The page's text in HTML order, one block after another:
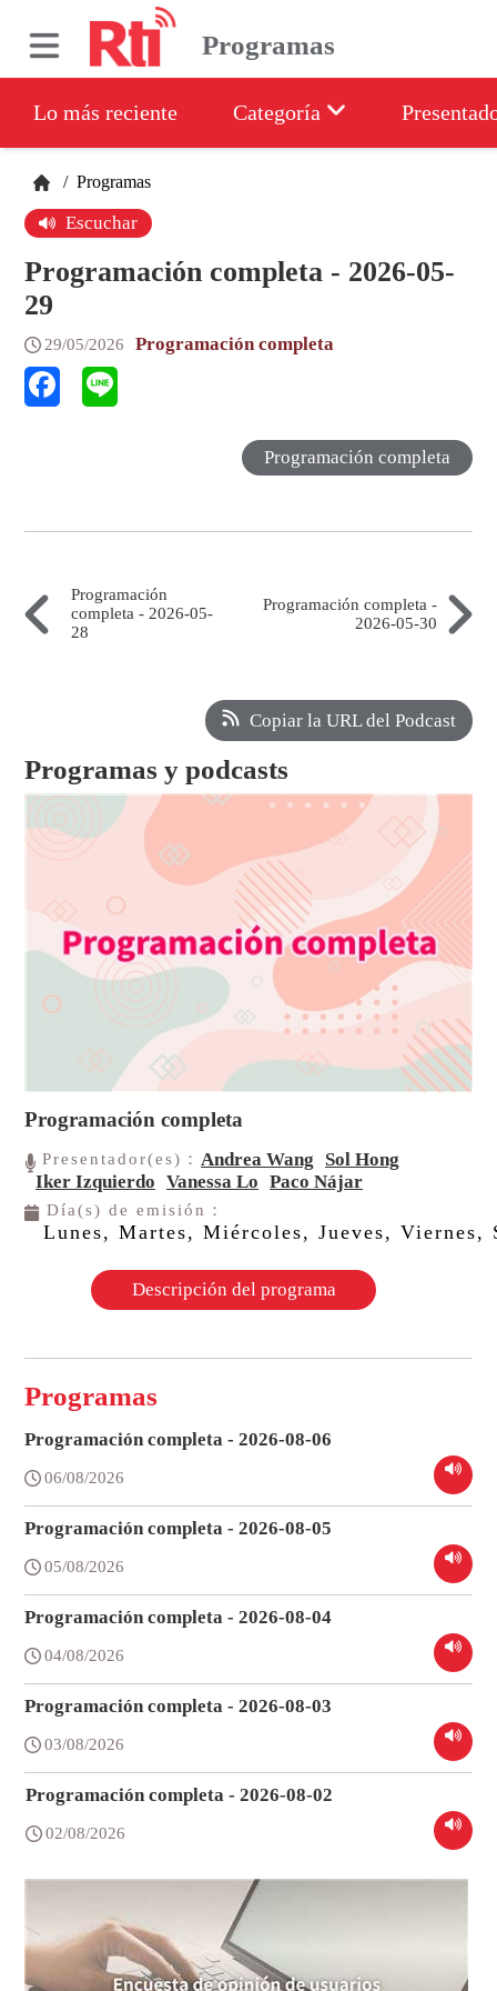
Programas
Lo más reciente Categoría
/ Programas
Escuchar
Programación completa - 2026-05-
29
29/05/2026 Programación completa
Programación completa
Programación
completa - 2026-05-
28
Programación completa -
2026-05-30
Copiar la URL del Podcast
Programas y podcasts
Programación completa
Presentador(es)： Andrea Wang
Sol Hong
Iker Izquierdo Vanessa Lo Paco Nájar
Día(s) de emisión：
Lunes, Martes, Miércoles, Jueves, Viernes,
Descripción del programa
Programas
Programación completa - 2026-08-06
06/08/2026
Programación completa - 2026-08-05
05/08/2026
Programación completa - 2026-08-04
04/08/2026
Programación completa - 2026-08-03
03/08/2026
Programación completa - 2026-08-02
02/08/2026